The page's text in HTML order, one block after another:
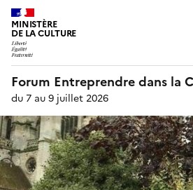
MINISTÈRE
DE LA CULTURE
Forum Entreprendre dans la
du 7 au 9 juillet 2026